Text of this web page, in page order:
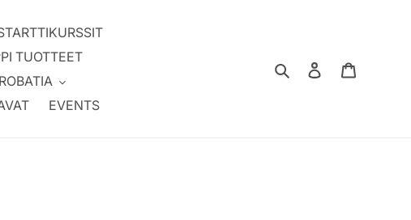
TUOTTEET
EVENTS
Hae Kirjaudu